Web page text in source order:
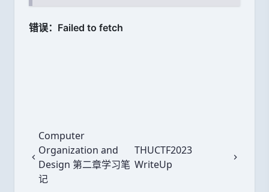
上一篇
Computer
Organization and
Design 第二章学习笔
记
THUCTF2023
WriteUp